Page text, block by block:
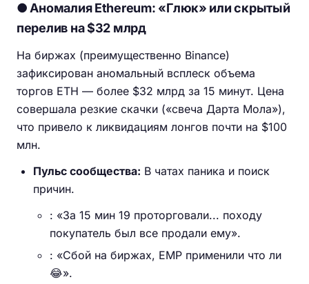
● Аномалия Ethereum: «Глюк» или скрытый
перелив на $32 млрд
На биржах (преимущественно Binance)
зафиксирован аномальный всплеск объема
торгов ETH — более $32 млрд за 15 минут. Цена
совершала резкие скачки («свеча Дарта Мола»),
что привело к ликвидациям лонгов почти на $100
млн.
Пульс сообщества: В чатах паника и поиск
причин.
: «За 15 мин 19 проторговали... походу
покупатель был все продали ему».
: «Сбой на биржах, EMP применили что ли
😂».